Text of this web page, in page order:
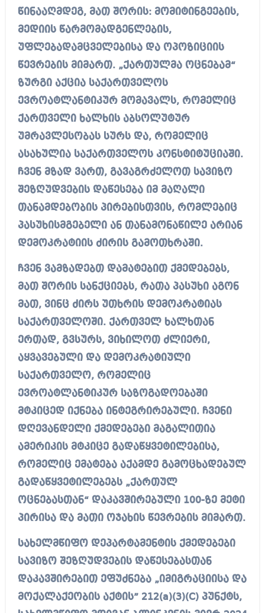
წინააღმდეგ, მათ შორის: მომიტინგეების,
მედიის წარმომადგენლების,
უფლებადამცველებისა და ოპოზიციის
წევრების მიმართ. „ქართულმა ოცნებამ“
ზურგი აქცია საქართველოს
ევროატლანტიკურ მომავალს, რომელიც
ქართველი ხალხის აბსოლუტურ
უმრავლესობას სურს და, რომელიც
ასახულია საქართველოს კონსტიტუციაში.
ჩვენ მზად ვართ, გავაგრძელოთ სავიზო
შეზღუდვების დაწესება იმ მაღალი
თანამდებობის პირებისთვის, რომლებიც
პასუხისმგებელი ან თანამონაწილე არიან
დემოკრატიის ძირის გამოთხრაში.
ჩვენ ვამზადებთ დამატებით ქმედებებს,
მათ შორის სანქციებს, რათა პასუხი აგონ
მათ, ვინც ძირს უთხრის დემოკრატიას
საქართველოში. ქართველ ხალხთან
ერთად, გვსურს, ვიხილოთ ძლიერი,
აყვავებული და დემოკრატიული
საქართველო, რომელიც
ევროატლანტიკურ საზოგადოებაში
მტკიცედ იქნება ინტეგრირებული. ჩვენი
დღევანდელი ქმედებები მაგალითია
ამერიკის მტკიცე გადაწყვეტილებისა,
რომელიც ემატება აქამდე გამოცხადებულ
გადაწყვეტილებებს „ქართულ
ოცნებასთან“ დაკავშირებული 100-ზე მეტი
პირისა და მათი ოჯახის წევრების მიმართ.
სახელმწიფო დეპარტამენტის ქმედებები
სავიზო შეზღუდვების დაწესებასთან
დაკავშირებით ეფუძნება „იმიგრაციისა და
მოქალაქეობის აქტის” 212(a)(3)(C) პუნქტს,